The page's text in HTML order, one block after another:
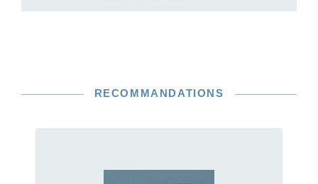
RECOMMANDATIONS